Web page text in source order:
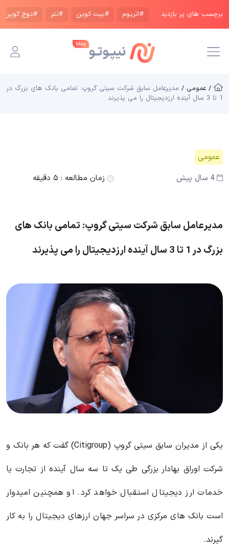
برچسب های پر بازدید : #اتریوم #بیت کوین #تتر #دوج کوین
/ عمومی / مدیرعامل سابق شرکت سیتی گروپ: تمامی بانک های بزرگ در
1 تا 3 سال آینده ارزدیجیتال را می پذیرند
عمومی
4 سال پیش
زمان مطالعه : ۵ دقیقه
مدیرعامل سابق شرکت سیتی گروپ: تمامی بانک های
بزرگ در 1 تا 3 سال آینده ارزدیجیتال را می پذیرند
یکی از مدیران سابق سیتی گروپ (Citigroup) گفت که هر بانک و
شرکت اوراق بهادار بزرگی طی یک تا سه سال آینده از تجارت یا
خدمات ارز دیجیتال استقبال خواهد کرد. او همچنین امیدوار
است بانک های مرکزی در سراسر جهان ارزهای دیجیتال را به کار
گیرند.